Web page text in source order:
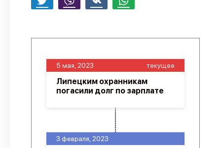
3 февраля, 2023
5 мая, 2023 текущее
Липецким охранникам
погасили долг по зарплате